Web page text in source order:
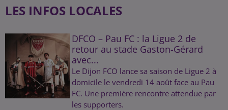
LES INFOS LOCALES
DFCO – Pau FC : la Ligue 2 de
retour au stade Gaston-Gérard
avec...
Le Dijon FCO lance sa saison de Ligue 2 à
domicile le vendredi 14 août face au Pau
FC. Une première rencontre attendue par
les supporters.